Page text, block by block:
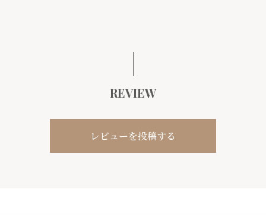
REVIEW
レビューを投稿する